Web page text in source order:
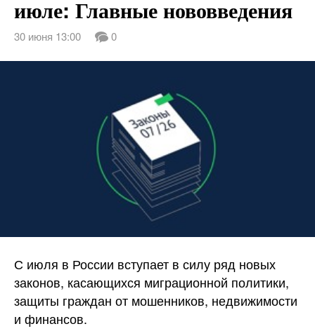
июле: Главные нововведения
30 июня 13:00 0
С июля в России вступает в силу ряд новых
законов, касающихся миграционной политики,
защиты граждан от мошенников, недвижимости
и финансов.